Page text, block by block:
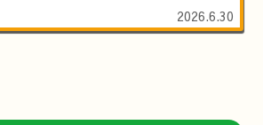
2026.6.30